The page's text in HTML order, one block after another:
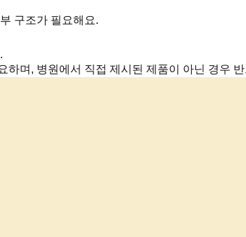
구조가 필요해요.
며, 병원에서 직접 제시된 제품이 아닌 경우